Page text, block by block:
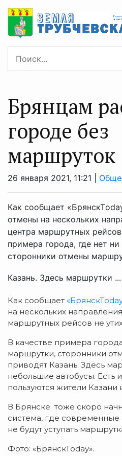
Брянцам
городе без
маршруток
26 января 2021, 11:21 |
Как сообщает
отмены на нескольких
центра маршрутных
примера города, где нет
сторонники отмены
Казань. Здесь маршрутки ...
Как сообщает
на нескольких
маршрутных рейсов не
В качестве примера
маршрутки, сторонники
приводят Казань. Здесь
небольшие автобусы. Есть
пользуются жители Казани
В Брянске тоже скоро
система, где
не будут уступать
Фото: «БрянскТoday».